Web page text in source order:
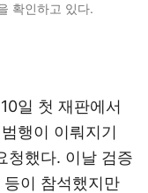
확인하고 있다.
일 첫 재판에서
행이 이뤄지기
청했다. 이날 검증
이 참석했지만